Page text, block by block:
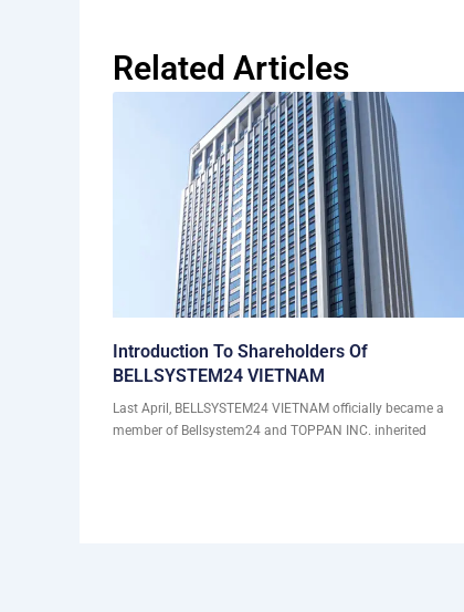
Related Articles
Introduction To Shareholders Of
BELLSYSTEM24 VIETNAM
Last April, BELLSYSTEM24 VIETNAM officially became a
member of Bellsystem24 and TOPPAN INC. inherited